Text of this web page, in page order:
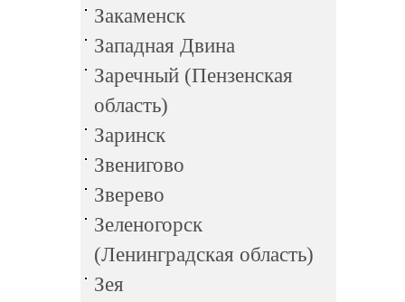
Закаменск
Западная Двина
Заречный (Пензенская
область)
Заринск
Звенигово
Зверево
Зеленогорск
(Ленинградская область)
Зея